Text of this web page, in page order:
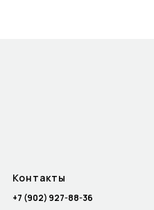
Контакты
+7 (902) 927-88-36